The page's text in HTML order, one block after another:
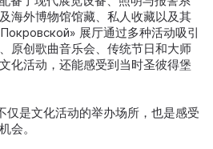
海外博物馆馆藏、私人收藏以及其
展厅通过多种活动吸引
原创歌曲音乐会、传统节日和大师
化活动，还能感受到当时圣彼得堡
是文化活动的举办场所，也是感受
会。